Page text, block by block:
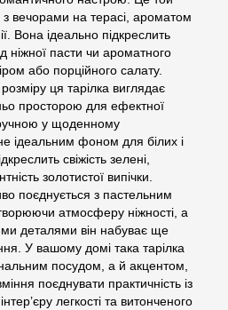
з вечорами на терасі, ароматом
Вона ідеально підкреслить
ніжної пасти чи ароматного
або порційного салату.
ця тарілка виглядає
просторою для ефектної
у щоденному
ідеальним фоном для білих і
свіжість зелені,
золотистої випічки.
поєднується з пастельним
атмосферу ніжності, а
деталями він набуває ще
У вашому домі така тарілка
посудом, а й акцентом,
поєднувати практичність із
легкості та витонченого